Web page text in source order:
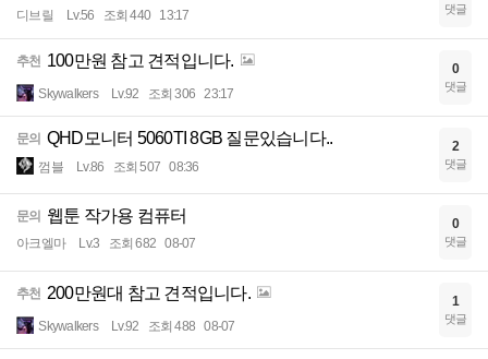
디브릴 Lv.56 조회 440 13:17 댓글
추천 100만원 참고 견적입니다.
Skywalkers Lv.92 조회 306 23:17
0
댓글
문의 QHD모니터 5060TI 8GB 질문있습니다..
껌블 Lv.86 조회 507 08:36
2
댓글
문의 웹툰 작가용 컴퓨터
아크엘마 Lv.3 조회 682 08-07
0
댓글
추천 200만원대 참고 견적입니다.
Skywalkers Lv.92 조회 488 08-07
1
댓글